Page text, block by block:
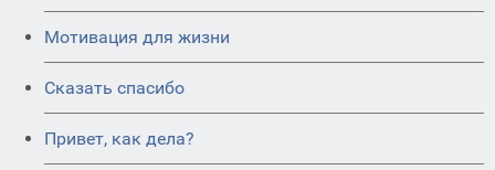
Мотивация для жизни
Сказать спасибо
Привет, как дела?